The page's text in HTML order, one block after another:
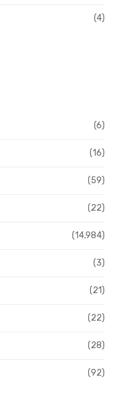
(4)
(6)
(16)
(59)
(22)
(14,984)
(3)
(21)
(22)
(28)
(92)